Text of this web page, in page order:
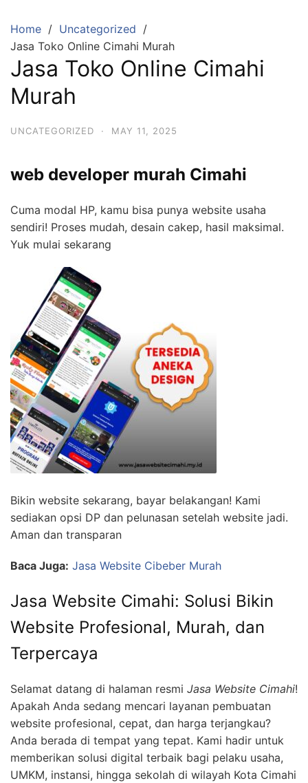
content
Home
Uncategorized
Jasa Toko Online Cimahi Murah
Jasa Toko Online Cimahi
Murah
UNCATEGORIZED · MAY 11, 2025
web developer murah Cimahi
Cuma modal HP, kamu bisa punya website usaha
sendiri! Proses mudah, desain cakep, hasil maksimal.
Yuk mulai sekarang
Bikin website sekarang, bayar belakangan! Kami
sediakan opsi DP dan pelunasan setelah website jadi.
Aman dan transparan
Baca Juga: Jasa Website Cibeber Murah
Jasa Website Cimahi: Solusi Bikin
Website Profesional, Murah, dan
Terpercaya
Selamat datang di halaman resmi Jasa Website Cimahi!
Apakah Anda sedang mencari layanan pembuatan
website profesional, cepat, dan harga terjangkau?
Anda berada di tempat yang tepat. Kami hadir untuk
memberikan solusi digital terbaik bagi pelaku usaha,
UMKM, instansi, hingga sekolah di wilayah Kota Cimahi